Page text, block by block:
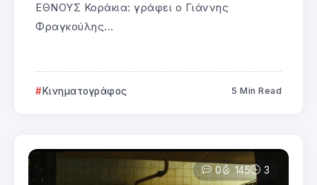
ΕΘΝΟΥΣ Κοράκια: γράφει ο Γιάννης
Φραγκούλης...
Κινηματογράφος 5 Min Read
0 145 3